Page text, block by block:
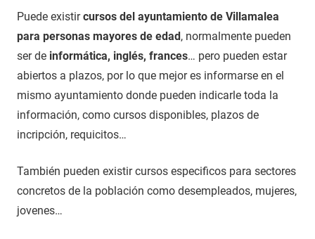
Puede existircursos del ayuntamiento de Villamalea
para personas mayores de edad, normalmente pueden
ser de informática, inglés, frances… pero pueden estar
abiertos a plazos, por lo que mejor es informarse en el
mismo ayuntamiento donde pueden indicarle toda la
información, como cursos disponibles, plazos de
incripción, requicitos…
También pueden existir cursos especificos para sectores
concretos de la población como desempleados, mujeres,
jovenes…